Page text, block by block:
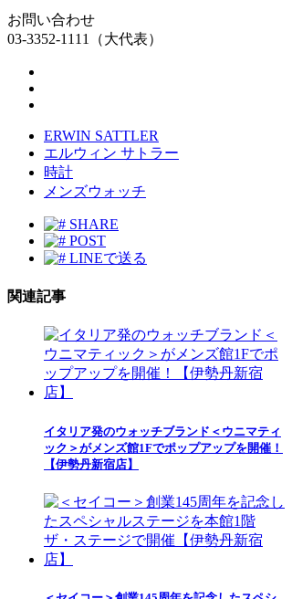
お問い合わせ
03-3352-1111（大代表）
ERWIN SATTLER
エルウィン サトラー
時計
メンズウォッチ
SHARE
POST
LINEで送る
関連記事
イタリア発のウォッチブランド＜ウニマティ
ック＞がメンズ館1Fでポップアップを開催！
【伊勢丹新宿店】